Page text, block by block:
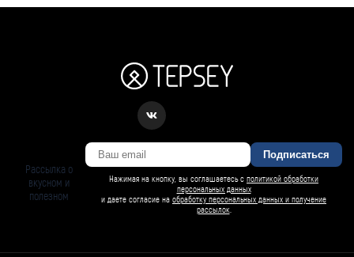
Рассылка о
вкусном и
полезном
Подписаться
Нажимая на кнопку, вы соглашаетесь с политикой обработки
персональных данных
и даете согласие на обработку персональных данных и получение
рассылок